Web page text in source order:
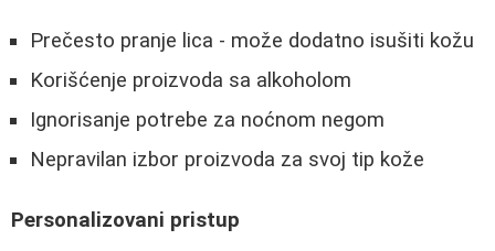
Prečesto pranje lica - može dodatno isušiti kožu
Korišćenje proizvoda sa alkoholom
Ignorisanje potrebe za noćnom negom
Nepravilan izbor proizvoda za svoj tip kože
Personalizovani pristup